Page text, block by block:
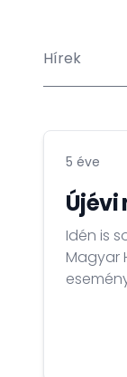
Hírek
5 éve
Újévi
Idén is
Magyar